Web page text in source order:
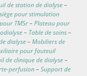
de station de dialyse–
pour stimulation
TMSr–Plateau pour
– Table de soins–
dialyse–Mobiliers de
pour fauteuil
de clinique de dialyse–
perfusion–Support de